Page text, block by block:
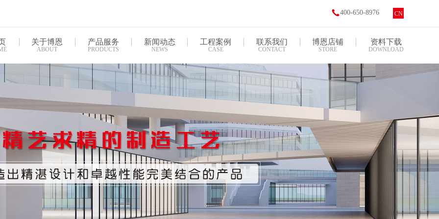
400-650-8976 CN
关于博恩
ABOUT
产品服务
PRODUCTS
新闻动态
NEWS
工程案例
CASE
联系我们
CONTACT
博恩店铺
STORE
资料下载
DOWNLOAD